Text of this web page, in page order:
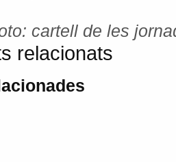
cartell de les
relacionats